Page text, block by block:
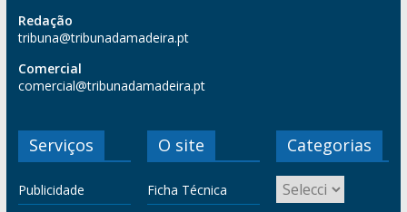
Redação
tribuna@tribunadamadeira.pt
Comercial
comercial@tribunadamadeira.pt
Serviços
Publicidade
O site
Ficha Técnica
Categorias